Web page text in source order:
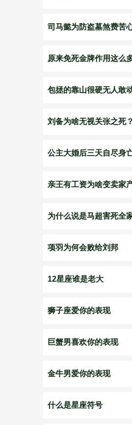
司马懿为防盗墓煞费苦
原来免死金牌作用这么
包拯的靠山很硬无人敢
刘备为啥无视关张之死？
公主大婚后三天自尽身
亲王有工资为啥变卖家
为什么说是马超害死全
项羽为何会败给刘邦
12星座谁是老大
狮子座爱你的表现
巨蟹男喜欢你的表现
金牛男爱你的表现
什么是星座符号